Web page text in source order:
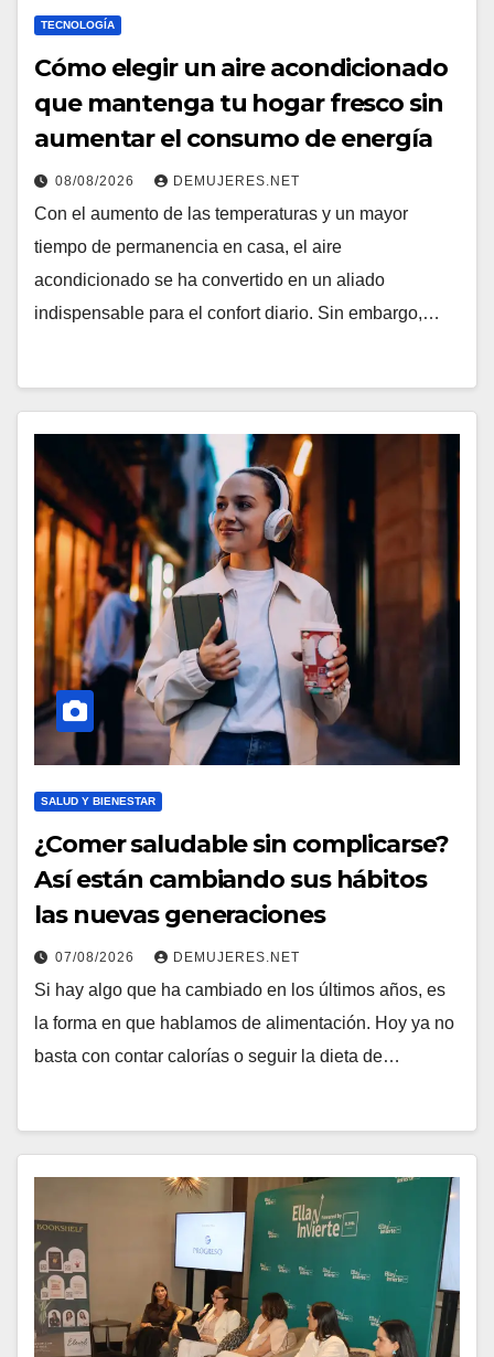
TECNOLOGÍA
Cómo elegir un aire acondicionado
que mantenga tu hogar fresco sin
aumentar el consumo de energía
08/08/2026 DEMUJERES.NET
Con el aumento de las temperaturas y un mayor
tiempo de permanencia en casa, el aire
acondicionado se ha convertido en un aliado
indispensable para el confort diario. Sin embargo,…
SALUD Y BIENESTAR
¿Comer saludable sin complicarse?
Así están cambiando sus hábitos
las nuevas generaciones
07/08/2026 DEMUJERES.NET
Si hay algo que ha cambiado en los últimos años, es
la forma en que hablamos de alimentación. Hoy ya no
basta con contar calorías o seguir la dieta de…